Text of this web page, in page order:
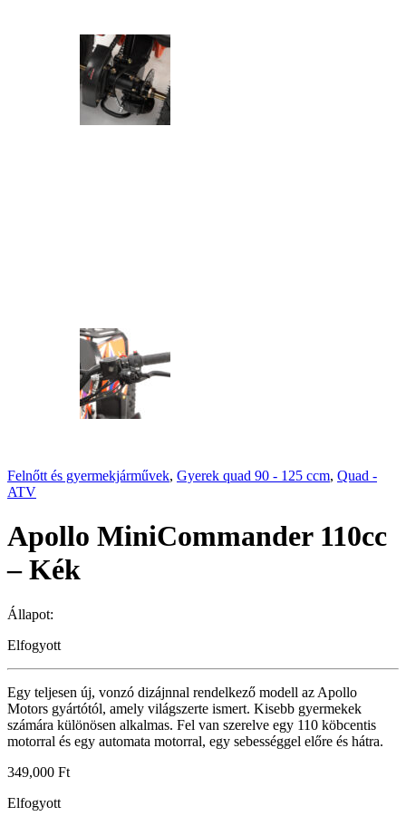
Felnőtt és gyermekjárművek, Gyerek quad 90 - 125 ccm, Quad -
ATV
Apollo MiniCommander 110cc
– Kék
Állapot:
Elfogyott
Egy teljesen új, vonzó dizájnnal rendelkező modell az Apollo
Motors gyártótól, amely világszerte ismert. Kisebb gyermekek
számára különösen alkalmas. Fel van szerelve egy 110 köbcentis
motorral és egy automata motorral, egy sebességgel előre és hátra.
349,000 Ft
Elfogyott